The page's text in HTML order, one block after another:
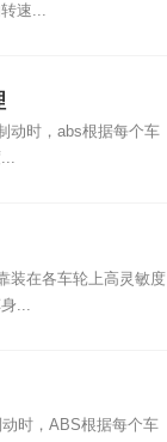
速...
动时，abs根据每个车
装在各车轮上高灵敏度
...
时，ABS根据每个车